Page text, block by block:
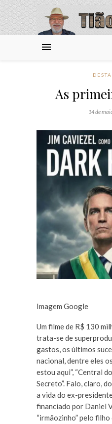
As
14 de
Imagem Google
Um filme de R$ 130
trata-se de
gastos, os últimos
nacional, dentre eles
estou aqui”, “Central
Secreto”. Falo, claro,
a vida do ex-
financiado por Daniel
“irmãozinho” pelo